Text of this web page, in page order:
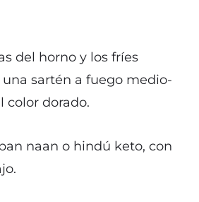
del horno y los fríes
sartén a fuego medio-
color dorado.
naan o hindú keto, con